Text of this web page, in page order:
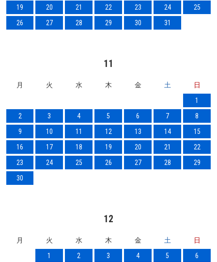
19
20 21 22 23 24
25
26
27 28 29 30 31
11
月 火 水 木 金 土
日
1
2
3 4 5 6 7
8
9
10 11 12 13 14
15
16
17 18 19 20 21
22
23
24 25 26 27 28
29
30
12
月 火 水 木 金 土
日
1
2 3 4 5
6